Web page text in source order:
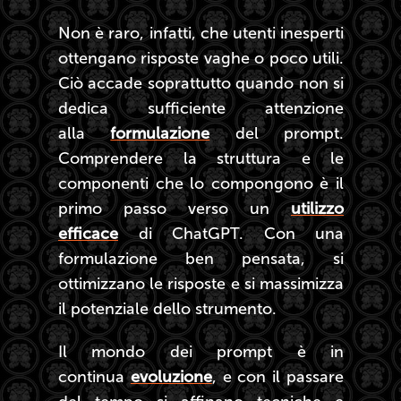
Non è raro, infatti, che utenti inesperti
ottengano risposte vaghe o poco utili.
Ciò accade soprattutto quando non si
dedica sufficiente attenzione
allaformulazionedel prompt.
Comprendere la struttura e le
componenti che lo compongono è il
primo passo verso unutilizzo
efficacedi ChatGPT. Con una
formulazione ben pensata, si
ottimizzano le risposte e si massimizza
il potenziale dello strumento.
Il mondo dei prompt è in
continuaevoluzione, e con il passare